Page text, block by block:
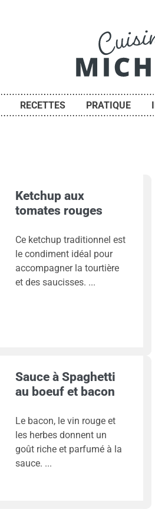
RECETTES PRATIQUE
Ketchup aux
tomates rouges
Ce ketchup traditionnel est
le condiment idéal pour
accompagner la tourtière
et des saucisses.
Sauce à Spaghetti
au boeuf et bacon
Le bacon, le vin rouge et
les herbes donnent un
goût riche et parfumé à la
sauce.